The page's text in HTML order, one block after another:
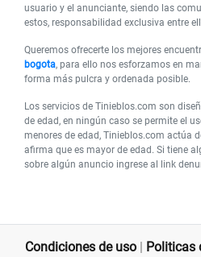
usuario y el anunciante, siendo las
estos, responsabilidad exclusiva entre
Queremos ofrecerte los mejores
bogota, para ello nos esforzamos en
forma más pulcra y ordenada posible.
Los servicios de Tinieblos.com son
de edad, en ningún caso se permite el
menores de edad, Tinieblos.com actúa
afirma que es mayor de edad. Si tiene
sobre algún anuncio ingrese al link
Condiciones de uso | Politicas